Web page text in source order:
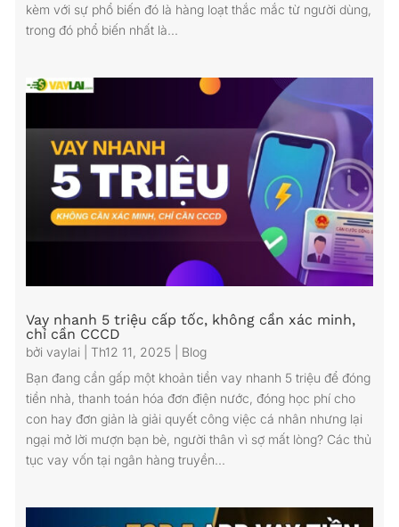
kèm với sự phổ biến đó là hàng loạt thắc mắc từ người dùng,
trong đó phổ biến nhất là...
Vay nhanh 5 triệu cấp tốc, không cần xác minh,
chỉ cần CCCD
bởi vaylai Th12 11, 2025
Blog
Bạn đang cần gấp một khoản tiền vay nhanh 5 triệu để đóng
tiền nhà, thanh toán hóa đơn điện nước, đóng học phí cho
con hay đơn giản là giải quyết công việc cá nhân nhưng lại
ngại mở lời mượn bạn bè, người thân vì sợ mất lòng? Các thủ
tục vay vốn tại ngân hàng truyền...